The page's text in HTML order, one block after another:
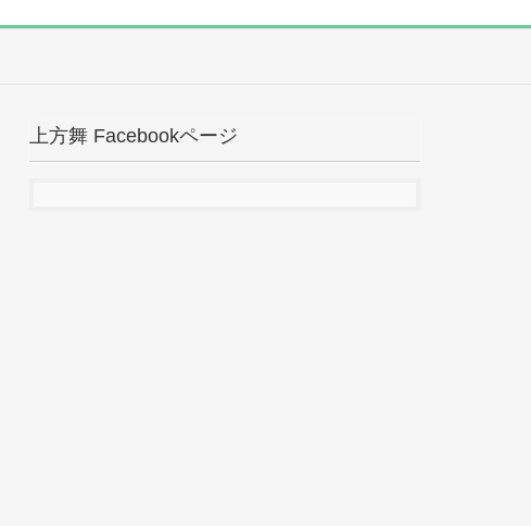
上方舞 Facebookページ